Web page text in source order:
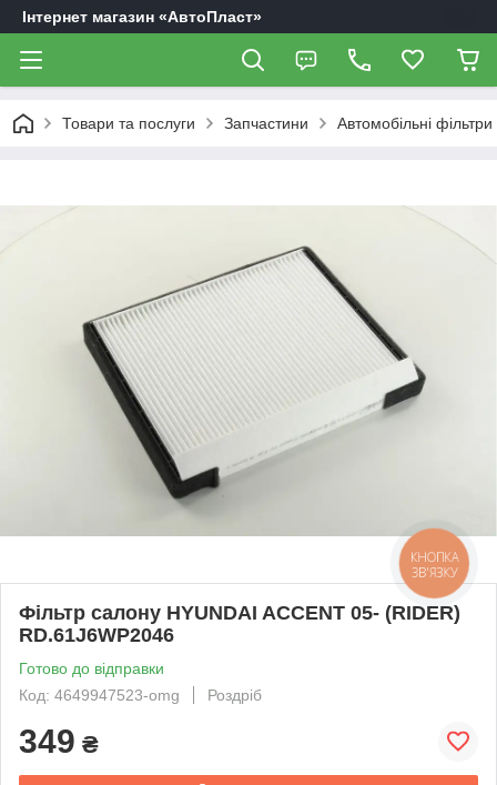
Інтернет магазин «АвтоПласт»
Товари та послуги Запчастини Автомобільні фільтри
Фільтр салону HYUNDAI ACCENT 05- (RIDER)
RD.61J6WP2046
Готово до відправки
Код: 4649947523-omg
Роздріб
349 ₴
КНОПКА
ЗВ'ЯЗКУ